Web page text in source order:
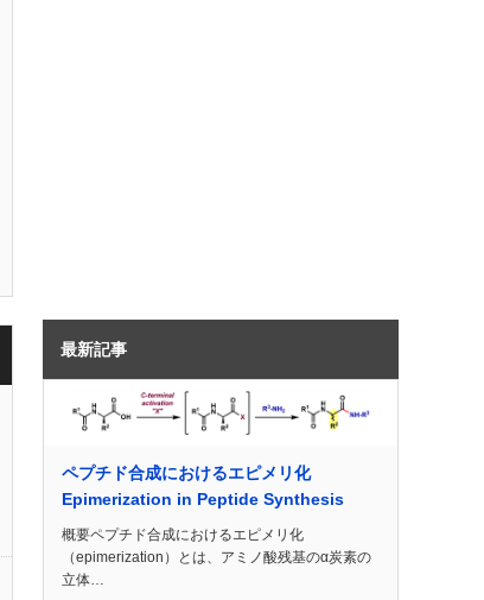
最新記事
ペプチド合成におけるエピメリ化
Epimerization in Peptide Synthesis
概要ペプチド合成におけるエピメリ化
（epimerization）とは、アミノ酸残基のα炭素の
立体…